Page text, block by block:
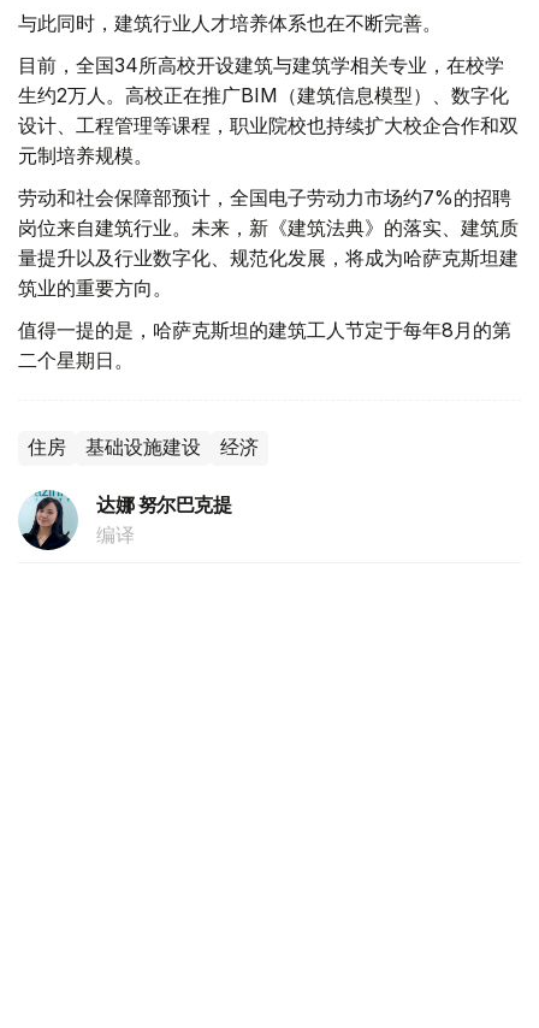
与此同时，建筑行业人才培养体系也在不断完善。
目前，全国34所高校开设建筑与建筑学相关专业，在校学
生约2万人。高校正在推广BIM（建筑信息模型）、数字化
设计、工程管理等课程，职业院校也持续扩大校企合作和双
元制培养规模。
劳动和社会保障部预计，全国电子劳动力市场约7%的招聘
岗位来自建筑行业。未来，新《建筑法典》的落实、建筑质
量提升以及行业数字化、规范化发展，将成为哈萨克斯坦建
筑业的重要方向。
值得一提的是，哈萨克斯坦的建筑工人节定于每年8月的第
二个星期日。
住房 基础设施建设 经济
达娜 努尔巴克提
编译